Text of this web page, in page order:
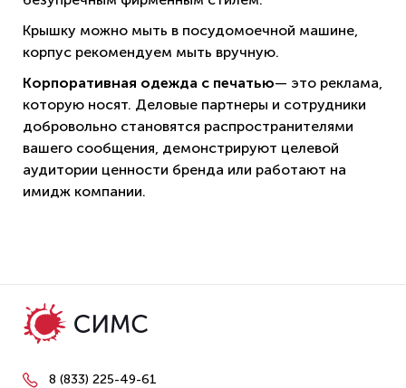
Крышку можно мыть в посудомоечной машине,
корпус рекомендуем мыть вручную.
Корпоративная одежда с печатью— это реклама,
которую носят. Деловые партнеры и сотрудники
добровольно становятся распространителями
вашего сообщения, демонстрируют целевой
аудитории ценности бренда или работают на
имидж компании.
8 (833) 225-49-61